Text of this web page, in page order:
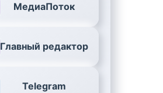
МедиаПоток
Главный редактор
Telegram